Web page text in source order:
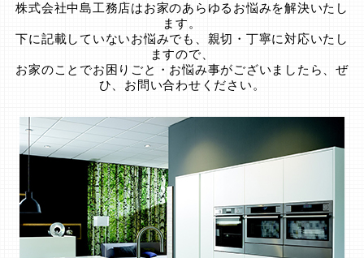
株式会社中島工務店はお家のあらゆるお悩みを解決いたし
ます。
下に記載していないお悩みでも、親切・丁寧に対応いたし
ますので、
お家のことでお困りごと・お悩み事がございましたら、ぜ
ひ、お問い合わせください。